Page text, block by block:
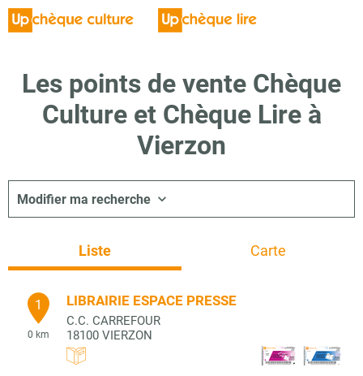
Les points de vente Chèque
Culture et Chèque Lire à
Vierzon
Modifier ma recherche
Liste Carte
1
0 km
LIBRAIRIE ESPACE PRESSE
C.C. CARREFOUR
18100 VIERZON